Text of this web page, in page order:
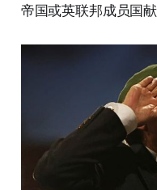
帝国或英联邦成员国献